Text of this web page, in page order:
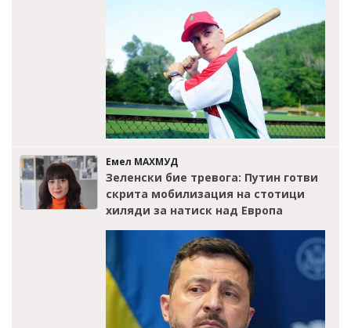
Емел МАХМУД
Зеленски бие тревога: Путин готви
скрита мобилизация на стотици
хиляди за натиск над Европа